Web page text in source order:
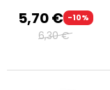
5,70 € -10%
6,30 €